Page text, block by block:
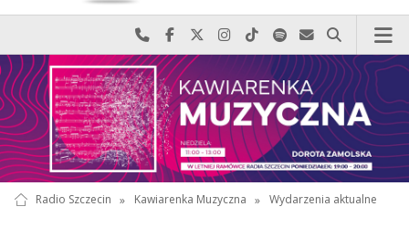
Najlepiej po prostu do nas zadzwoń
Odwiedź nas na Facebook-u
Odwiedź nas na X
Odwiedź nas na Instagram-ie
Odwiedź nas na TikTok-u
Szukaj nas na Spotify
Wyślij do nas
Szukaj
Radio Szczecin » Kawiarenka Muzyczna » Wydarzenia aktualne